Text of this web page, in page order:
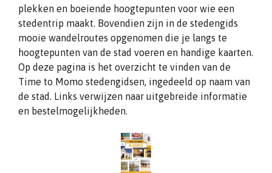
plekken en boeiende hoogtepunten voor wie een
stedentrip maakt. Bovendien zijn in de stedengids
mooie wandelroutes opgenomen die je langs te
hoogtepunten van de stad voeren en handige kaarten.
Op deze pagina is het overzicht te vinden van de
Time to Momo stedengidsen, ingedeeld op naam van
de stad. Links verwijzen naar uitgebreide informatie
en bestelmogelijkheden.